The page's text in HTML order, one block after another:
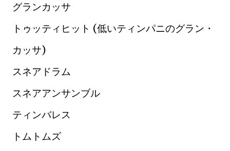
グランカッサ
トゥッティヒット (低いティンパニのグラン・
カッサ)
スネアドラム
スネアアンサンブル
ティンバレス
トムトムズ